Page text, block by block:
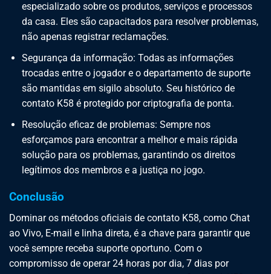
especializado sobre os produtos, serviços e processos
da casa. Eles são capacitados para resolver problemas,
não apenas registrar reclamações.
Segurança da informação: Todas as informações
trocadas entre o jogador e o departamento de suporte
são mantidas em sigilo absoluto. Seu histórico de
contato K58 é protegido por criptografia de ponta.
Resolução eficaz de problemas: Sempre nos
esforçamos para encontrar a melhor e mais rápida
solução para os problemas, garantindo os direitos
legítimos dos membros e a justiça no jogo.
Conclusão
Dominar os métodos oficiais de contato K58, como Chat
ao Vivo, E-mail e linha direta, é a chave para garantir que
você sempre receba suporte oportuno. Com o
compromisso de operar 24 horas por dia, 7 dias por